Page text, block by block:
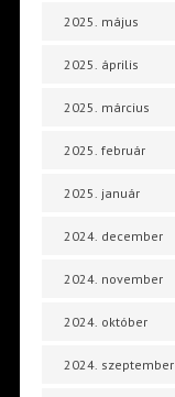
2025. május
2025. április
2025. március
2025. február
2025. január
2024. december
2024. november
2024. október
2024. szeptember